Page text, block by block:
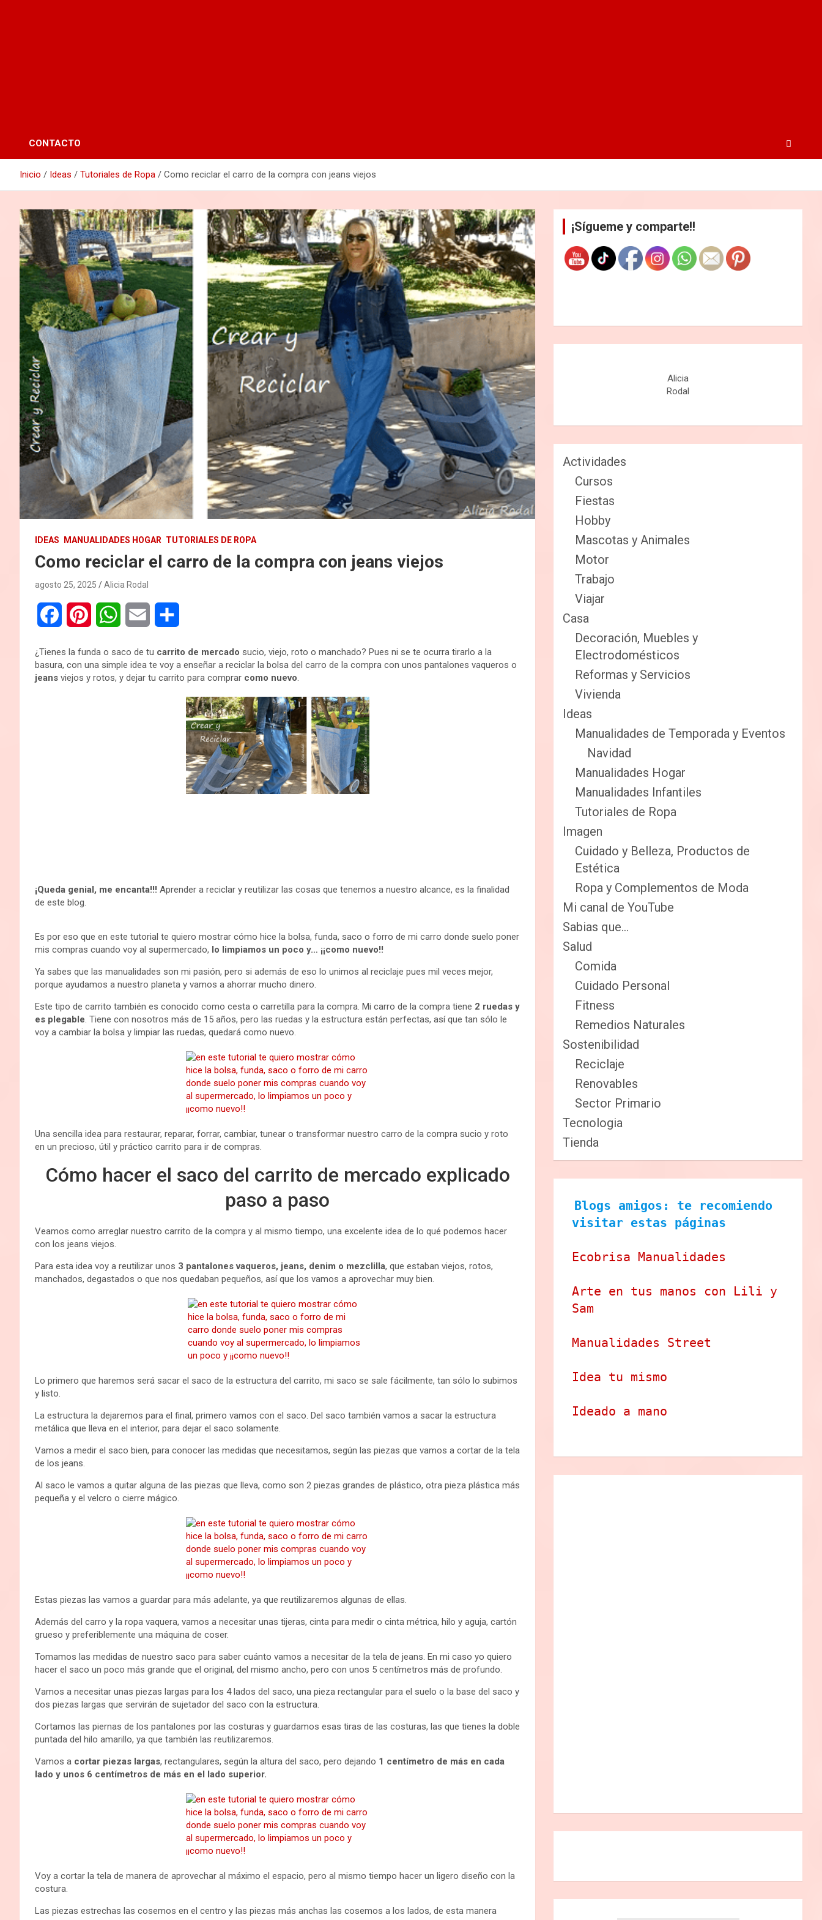
CONTACTO
Inicio Ideas Tutoriales de Ropa Como reciclar el carro de la compra con jeans viejos
IDEAS MANUALIDADES HOGAR TUTORIALES DE ROPA
Como reciclar el carro de la compra con jeans viejos
agosto 25, 2025 Alicia Rodal
n a a m
¿Tienes la funda o saco de tu carrito de mercado sucio, viejo, roto o manchado? Pues ni se te ocurra tirarlo a la
basura, con una simple idea te voy a enseñar a reciclar la bolsa del carro de la compra con unos pantalones vaqueros o
jeans viejos y rotos, y dejar tu carrito para comprar como nuevo.
¡Queda genial, me encanta!!! Aprender a reciclar y reutilizar las cosas que tenemos a nuestro alcance, es la finalidad
de este blog.
Es por eso que en este tutorial te quiero mostrar cómo hice la bolsa, funda, saco o forro de mi carro donde suelo poner
mis compras cuando voy al supermercado, lo limpiamos un poco y… ¡¡como nuevo!!
Ya sabes que las manualidades son mi pasión, pero si además de eso lo unimos al reciclaje pues mil veces mejor,
porque ayudamos a nuestro planeta y vamos a ahorrar mucho dinero.
Este tipo de carrito también es conocido como cesta o carretilla para la compra. Mi carro de la compra tiene 2 ruedas y
es plegable. Tiene con nosotros más de 15 años, pero las ruedas y la estructura están perfectas, así que tan sólo le
voy a cambiar la bolsa y limpiar las ruedas, quedará como nuevo.
Una sencilla idea para restaurar, reparar, forrar, cambiar, tunear o transformar nuestro carro de la compra sucio y roto
en un precioso, útil y práctico carrito para ir de compras.
Cómo hacer el saco del carrito de mercado explicado
paso a paso
Veamos como arreglar nuestro carrito de la compra y al mismo tiempo, una excelente idea de lo qué podemos hacer
con los jeans viejos.
Para esta idea voy a reutilizar unos 3 pantalones vaqueros, jeans, denim o mezclilla, que estaban viejos, rotos,
manchados, degastados o que nos quedaban pequeños, así que los vamos a aprovechar muy bien.
Lo primero que haremos será sacar el saco de la estructura del carrito, mi saco se sale fácilmente, tan sólo lo subimos
y listo.
La estructura la dejaremos para el final, primero vamos con el saco. Del saco también vamos a sacar la estructura
metálica que lleva en el interior, para dejar el saco solamente.
Vamos a medir el saco bien, para conocer las medidas que necesitamos, según las piezas que vamos a cortar de la tela
de los jeans.
Al saco le vamos a quitar alguna de las piezas que lleva, como son 2 piezas grandes de plástico, otra pieza plástica más
pequeña y el velcro o cierre mágico.
Estas piezas las vamos a guardar para más adelante, ya que reutilizaremos algunas de ellas.
Además del carro y la ropa vaquera, vamos a necesitar unas tijeras, cinta para medir o cinta métrica, hilo y aguja, cartón
grueso y preferiblemente una máquina de coser.
Tomamos las medidas de nuestro saco para saber cuánto vamos a necesitar de la tela de jeans. En mi caso yo quiero
hacer el saco un poco más grande que el original, del mismo ancho, pero con unos 5 centímetros más de profundo.
Vamos a necesitar unas piezas largas para los 4 lados del saco, una pieza rectangular para el suelo o la base del saco y
dos piezas largas que servirán de sujetador del saco con la estructura.
Cortamos las piernas de los pantalones por las costuras y guardamos esas tiras de las costuras, las que tienes la doble
puntada del hilo amarillo, ya que también las reutilizaremos.
Vamos a cortar piezas largas, rectangulares, según la altura del saco, pero dejando 1 centímetro de más en cada
lado y unos 6 centímetros de más en el lado superior.
Voy a cortar la tela de manera de aprovechar al máximo el espacio, pero al mismo tiempo hacer un ligero diseño con la
costura.
Las piezas estrechas las cosemos en el centro y las piezas más anchas las cosemos a los lados, de esta manera
¡Sígueme y comparte!!
Alicia
Rodal
Actividades
Cursos
Fiestas
Hobby
Mascotas y Animales
Motor
Trabajo
Viajar
Casa
Decoración, Muebles y
Electrodomésticos
Reformas y Servicios
Vivienda
Ideas
Manualidades de Temporada y Eventos
Navidad
Manualidades Hogar
Manualidades Infantiles
Tutoriales de Ropa
Imagen
Cuidado y Belleza, Productos de
Estética
Ropa y Complementos de Moda
Mi canal de YouTube
Sabias que…
Salud
Comida
Cuidado Personal
Fitness
Remedios Naturales
Sostenibilidad
Reciclaje
Renovables
Sector Primario
Tecnologia
Tienda
Blogs amigos: te recomiendo
visitar estas páginas
Ecobrisa Manualidades
Arte en tus manos con Lili y
Sam
Manualidades Street
Idea tu mismo
Ideado a mano